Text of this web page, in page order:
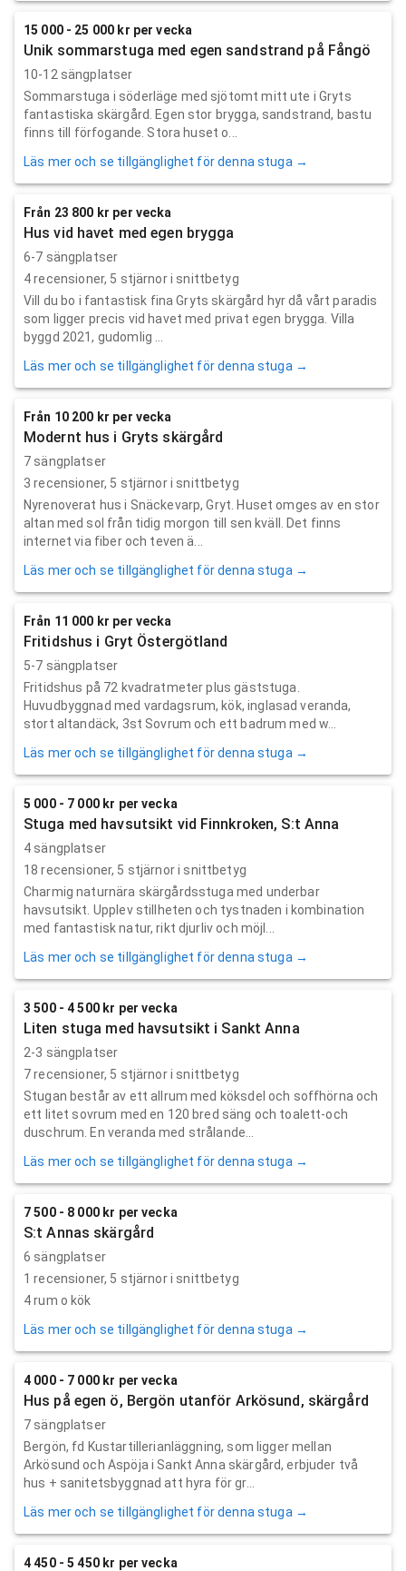
15 000 - 25 000 kr per vecka
Unik sommarstuga med egen sandstrand på Fångö
10-12 sängplatser
Sommarstuga i söderläge med sjötomt mitt ute i Gryts
fantastiska skärgård. Egen stor brygga, sandstrand, bastu
finns till förfogande. Stora huset o...
Läs mer och se tillgänglighet för denna stuga →
Från 23 800 kr per vecka
Hus vid havet med egen brygga
6-7 sängplatser
4recensioner, 5 stjärnor i snittbetyg
Vill du bo i fantastisk fina Gryts skärgård hyr då vårt paradis
som ligger precis vid havet med privat egen brygga. Villa
byggd 2021, gudomlig ...
Läs mer och se tillgänglighet för denna stuga →
Från 10 200 kr per vecka
Modernt hus i Gryts skärgård
7 sängplatser
3 recensioner, 5 stjärnor i snittbetyg
Nyrenoverat hus i Snäckevarp, Gryt. Huset omges av en stor
altan med sol från tidig morgon till sen kväll. Det finns
internet via fiber och teven ä...
Läs mer och se tillgänglighet för denna stuga →
Från 11 000 kr per vecka
Fritidshus i Gryt Östergötland
5-7 sängplatser
Fritidshus på 72 kvadratmeter plus gäststuga.
Huvudbyggnad med vardagsrum, kök, inglasad veranda,
stort altandäck, 3st Sovrum och ett badrum med w...
Läs mer och se tillgänglighet för denna stuga →
5 000 - 7 000 kr per vecka
Stuga med havsutsikt vid Finnkroken, S:t Anna
4 sängplatser
18 recensioner, 5 stjärnor i snittbetyg
Charmig naturnära skärgårdsstuga med underbar
havsutsikt. Upplev stillheten och tystnaden i kombination
med fantastisk natur, rikt djurliv och möjl...
Läs mer och se tillgänglighet för denna stuga →
3 500 - 4 500 kr per vecka
Liten stuga med havsutsikt i Sankt Anna
2-3 sängplatser
7recensioner, 5 stjärnor i snittbetyg
Stugan består av ett allrum med köksdel och soffhörna och
ett litet sovrum med en 120 bred säng och toalett-och
duschrum. En veranda med strålande...
Läs mer och se tillgänglighet för denna stuga →
7 500 - 8 000 kr per vecka
S:t Annas skärgård
6 sängplatser
1 recensioner, 5 stjärnor i snittbetyg
4 rum o kök
Läs mer och se tillgänglighet för denna stuga →
4 000 - 7 000 kr per vecka
Hus på egen ö, Bergön utanför Arkösund, skärgård
7 sängplatser
Bergön, fd Kustartillerianläggning, som ligger mellan
Arkösund och Aspöja i Sankt Anna skärgård, erbjuder två
hus + sanitetsbyggnad att hyra för gr...
Läs mer och se tillgänglighet för denna stuga →
4 450 - 5 450 kr per vecka